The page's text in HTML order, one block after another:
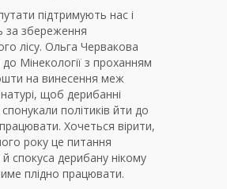
підтримують нас і
за збереження
лісу. Ольга Червакова
Мінекології з проханням
на винесення меж
щоб дерибанні
політиків йти до
Хочеться вірити,
року це питання
спокуса дерибану нікому
плідно працювати.